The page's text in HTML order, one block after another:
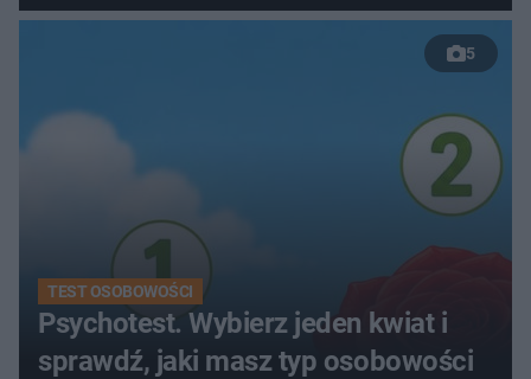
5
TEST OSOBOWOŚCI
Psychotest. Wybierz jeden kwiat i
sprawdź, jaki masz typ osobowości